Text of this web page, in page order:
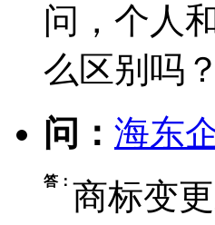
问，个人
么区别吗
问： 海东
答： 商标变